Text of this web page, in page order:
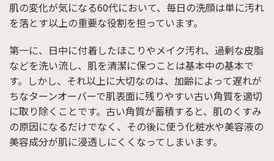
肌の変化が気になる60代において、毎日の洗顔は単に汚れ
を落とす以上の重要な役割を担っています。
第一に、日中に付着したほこりやメイク汚れ、過剰な皮脂
などを洗い流し、肌を清潔に保つことは基本中の基本で
す。しかし、それ以上に大切なのは、加齢によって遅れが
ちなターンオーバーで肌表面に残りやすい古い角質を適切
に取り除くことです。古い角質が蓄積すると、肌のくすみ
の原因になるだけでなく、その後に使う化粧水や美容液の
美容成分が肌に浸透しにくくなってしまいます。